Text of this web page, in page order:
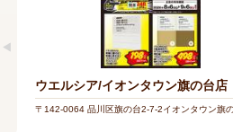
ウエルシア/イオンタウン旗の台店
〒142-0064 品川区旗の台2-7-2イオンタウン旗